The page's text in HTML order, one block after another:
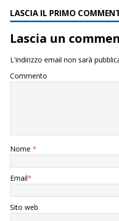
LASCIA IL PRIMO
Lascia un
L'indirizzo email non sarà
Commento
Nome *
Email*
Sito web